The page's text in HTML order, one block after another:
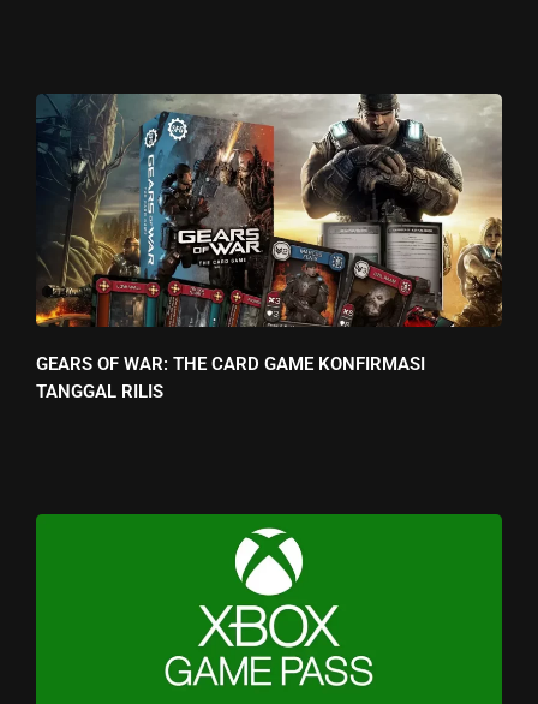
GEARS OF WAR: THE CARD GAME KONFIRMASI
TANGGAL RILIS